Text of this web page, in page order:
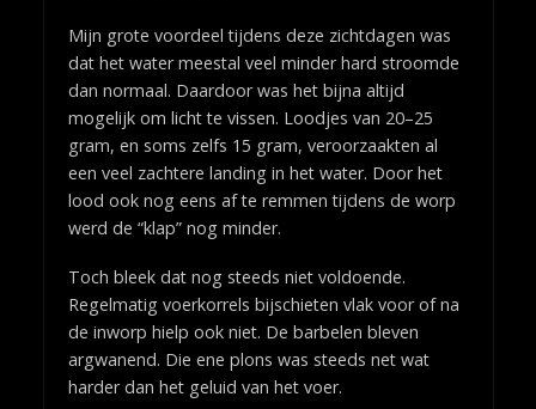
Mijn grote voordeel tijdens deze zichtdagen was
dat het water meestal veel minder hard stroomde
dan normaal. Daardoor was het bijna altijd
mogelijk om licht te vissen. Loodjes van 20–25
gram, en soms zelfs 15 gram, veroorzaakten al
een veel zachtere landing in het water. Door het
lood ook nog eens af te remmen tijdens de worp
werd de “klap” nog minder.
Toch bleek dat nog steeds niet voldoende.
Regelmatig voerkorrels bijschieten vlak voor of na
de inworp hielp ook niet. De barbelen bleven
argwanend. Die ene plons was steeds net wat
harder dan het geluid van het voer.